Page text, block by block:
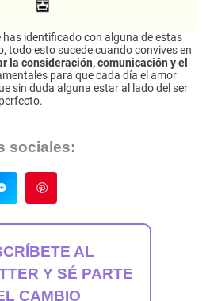
has identificado con alguna de estas
todo esto sucede cuando convives en
la consideración, comunicación y el
para que cada día el amor
sin duda alguna estar al lado del ser
sociales:
AL
Y SÉ PARTE
CAMBIO